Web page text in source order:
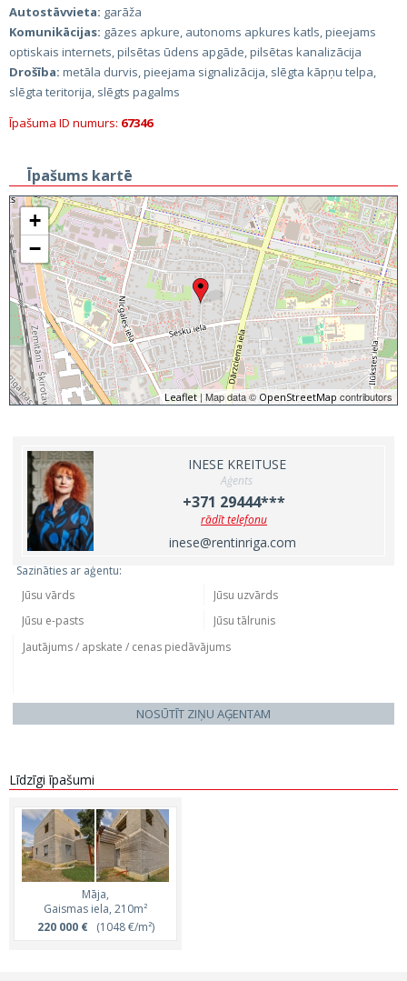
Autostāvvieta: garāža
Komunikācijas: gāzes apkure, autonoms apkures katls, pieejams
optiskais internets, pilsētas ūdens apgāde, pilsētas kanalizācija
Drošība: metāla durvis, pieejama signalizācija, slēgta kāpņu telpa,
slēgta teritorija, slēgts pagalms
Īpašuma ID numurs: 67346
Īpašums kartē
+
−
Leaflet| Map data © OpenStreetMap contributors
INESE KREITUSE
Aģents
+371 29444***
rādīt telefonu
inese@rentinriga.com
Sazināties ar aģentu:
NOSŪTĪT ZIŅU AĢENTAM
Līdzīgi īpašumi
Māja,
Gaismas iela, 210m²
220 000 €(1048 €/m²)